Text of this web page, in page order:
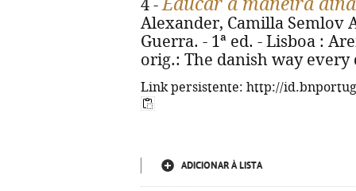
4 -
Alexander, Camilla Semlov
Guerra. - 1ª ed. - Lisboa :
orig.: The danish way every
Link persistente: http://
ADICIONAR À LISTA